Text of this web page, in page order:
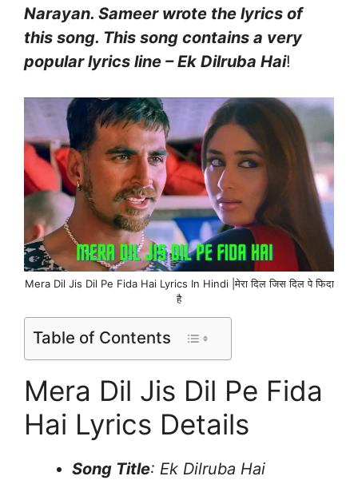
Narayan. Sameer wrote the lyrics of
this song. This song contains a very
popular lyrics line – Ek Dilruba Hai!
Mera Dil Jis Dil Pe Fida Hai Lyrics In Hindi |मेरा दिल जिस दिल पे फिदा
है
Table of Contents
Mera Dil Jis Dil Pe Fida
Hai Lyrics Details
Song Title: Ek Dilruba Hai